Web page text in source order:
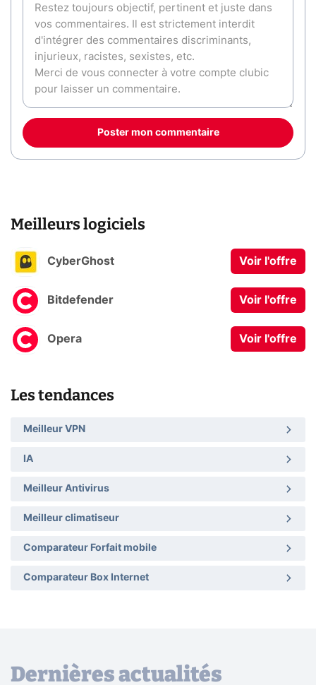
Poster mon commentaire
Meilleurs logiciels
CyberGhost Voir l'offre
Bitdefender Voir l'offre
Opera Voir l'offre
Les tendances
Meilleur VPN
IA
Meilleur Antivirus
Meilleur climatiseur
Comparateur Forfait mobile
Comparateur Box Internet
Dernières actualités